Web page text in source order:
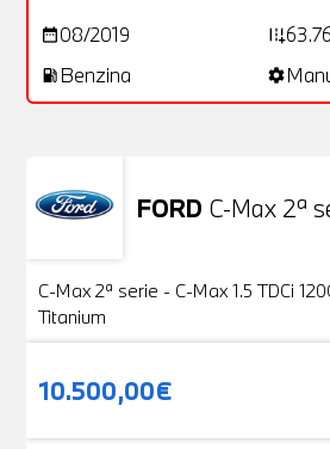
date_range08/2019 add_road
local_gas_station Benzina settings
FORD C-Max 2ª
VENDUTA
C-Max 2ª serie - C-Max 1.5 TDCi
Titanium
10.500,00€